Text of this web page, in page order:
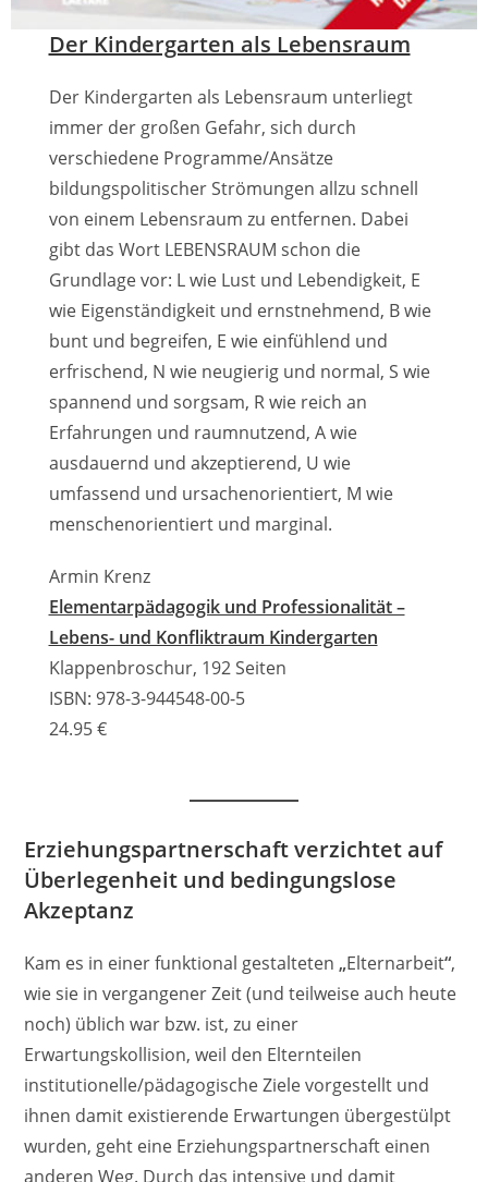
Der Kindergarten als Lebensraum
Der Kindergarten als Lebensraum unterliegt
immer der großen Gefahr, sich durch
verschiedene Programme/Ansätze
bildungspolitischer Strömungen allzu schnell
von einem Lebensraum zu entfernen. Dabei
gibt das Wort LEBENSRAUM schon die
Grundlage vor: L wie Lust und Lebendigkeit, E
wie Eigenständigkeit und ernstnehmend, B wie
bunt und begreifen, E wie einfühlend und
erfrischend, N wie neugierig und normal, S wie
spannend und sorgsam, R wie reich an
Erfahrungen und raumnutzend, A wie
ausdauernd und akzeptierend, U wie
umfassend und ursachenorientiert, M wie
menschenorientiert und marginal.
Armin Krenz
Elementarpädagogik und Professionalität –
Lebens- und Konfliktraum Kindergarten
Klappenbroschur, 192 Seiten
ISBN: 978-3-944548-00-5
24.95 €
Erziehungspartnerschaft verzichtet auf
Überlegenheit und bedingungslose
Akzeptanz
Kam es in einer funktional gestalteten„Elternarbeit“,
wie sie in vergangener Zeit (und teilweise auch heute
noch) üblich war bzw. ist, zu einer
Erwartungskollision, weil den Elternteilen
institutionelle/pädagogische Ziele vorgestellt und
ihnen damit existierende Erwartungen übergestülpt
wurden, geht eine Erziehungspartnerschaft einen
anderen Weg. Durch das intensive und damit